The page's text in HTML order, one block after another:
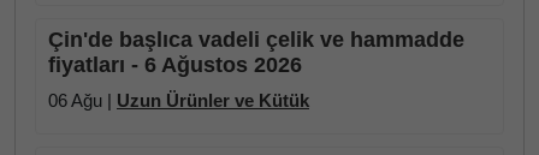
Çin'de başlıca vadeli çelik ve hammadde
fiyatları - 6 Ağustos 2026
06 Ağu | Uzun Ürünler ve Kütük